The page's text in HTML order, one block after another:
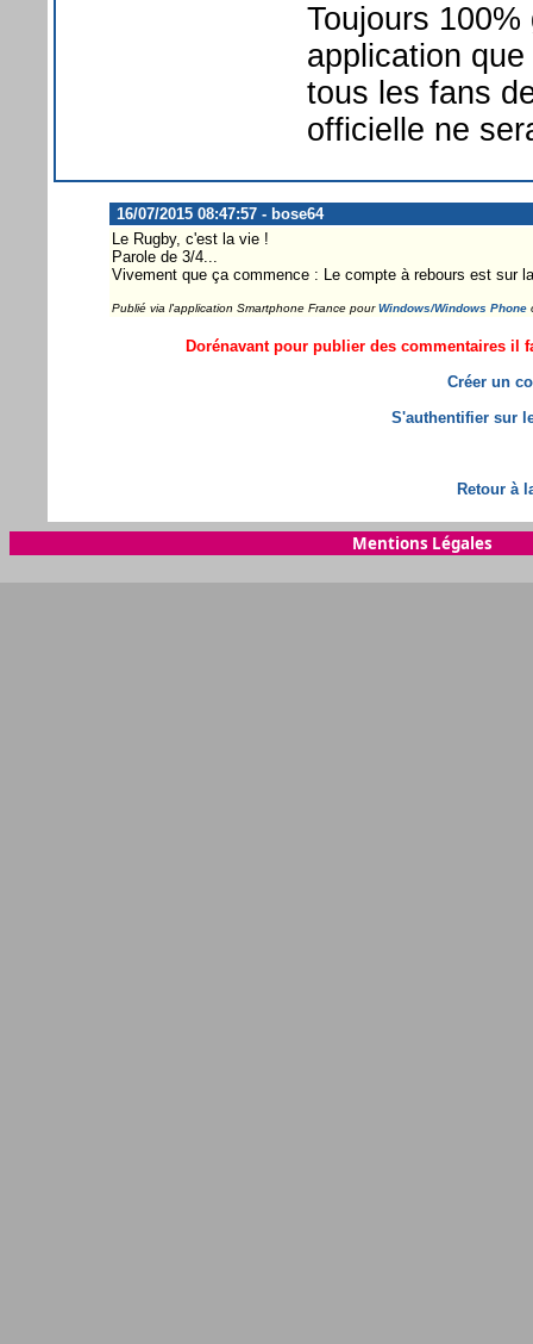
Toujours
application
tous les fans
officielle ne
16/07/2015 08:47:57 - bose64
Le Rugby, c'est la vie !
Parole de 3/4...
Vivement que ça commence : Le compte à rebours est sur
Publié via l'application Smartphone France pourWindows/Windows Phone
Dorénavant pour publier des commentaires il
Créer un
S'authentifier sur
Retour à
Mentions Légales